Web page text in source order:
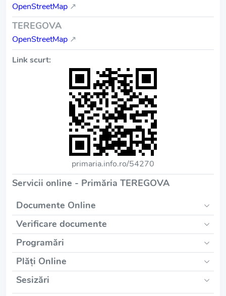
OpenStreetMap ↗
TEREGOVA
OpenStreetMap ↗
Link scurt:
primaria.info.ro/54270
Servicii online - Primăria TEREGOVA
Documente Online
Verificare documente
Programări
Plăți Online
Sesizări